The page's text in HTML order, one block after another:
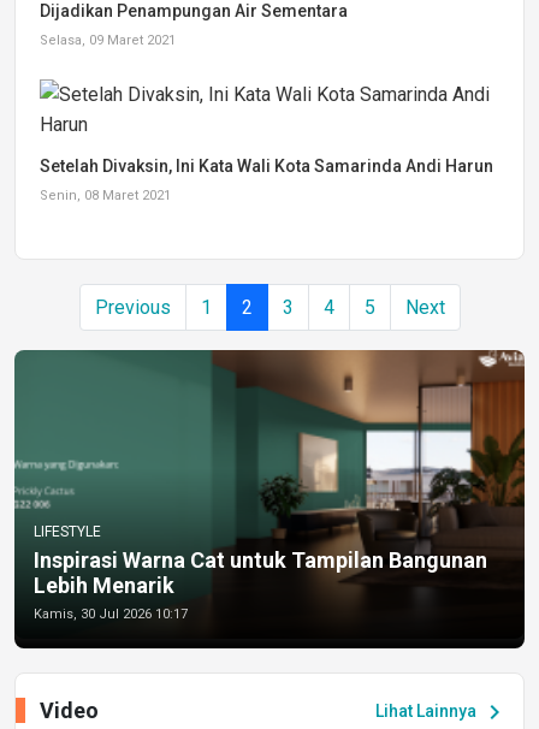
Dijadikan Penampungan Air Sementara
Selasa, 09 Maret 2021
Setelah Divaksin, Ini Kata Wali Kota Samarinda Andi Harun
Senin, 08 Maret 2021
Previous 1 2 3 4 5 Next
LIFESTYLE
Inspirasi Warna Cat untuk Tampilan Bangunan
Lebih Menarik
Kamis, 30 Jul 2026 10:17
Lihat Lainnya chevron_right
Video